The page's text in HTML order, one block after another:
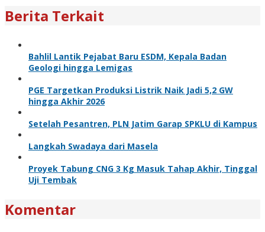
Berita Terkait
Bahlil Lantik Pejabat Baru ESDM, Kepala Badan
Geologi hingga Lemigas
PGE Targetkan Produksi Listrik Naik Jadi 5,2 GW
hingga Akhir 2026
Setelah Pesantren, PLN Jatim Garap SPKLU di Kampus
Langkah Swadaya dari Masela
Proyek Tabung CNG 3 Kg Masuk Tahap Akhir, Tinggal
Uji Tembak
Komentar